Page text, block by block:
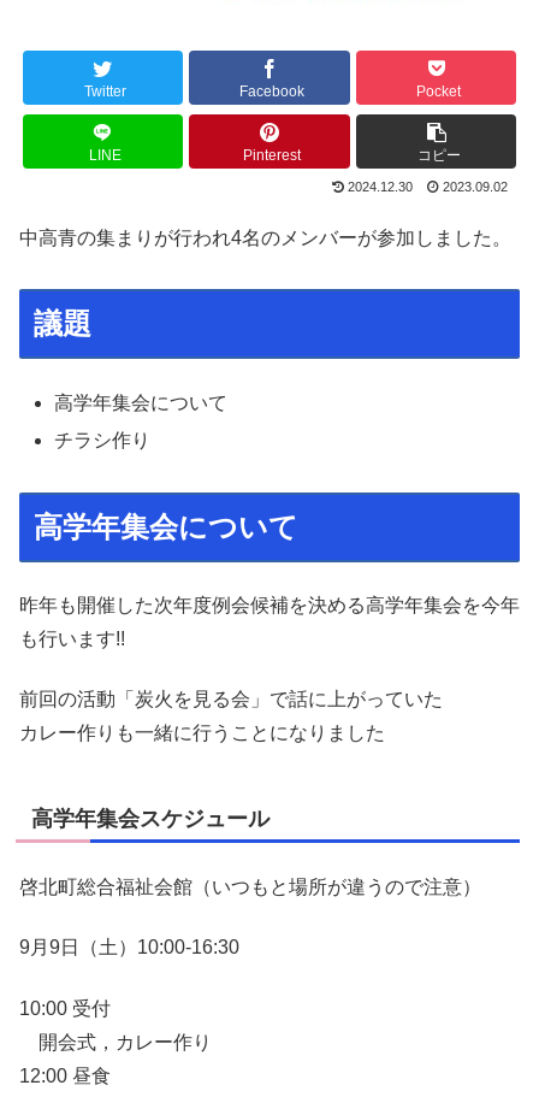
Twitter Facebook Pocket
LINE Pinterest コピー
2024.12.30 2023.09.02
中高青の集まりが行われ4名のメンバーが参加しました。
議題
高学年集会について
チラシ作り
高学年集会について
昨年も開催した次年度例会候補を決める高学年集会を今年
も行います!!
前回の活動「炭火を見る会」で話に上がっていた
カレー作りも一緒に行うことになりました
高学年集会スケジュール
啓北町総合福祉会館（いつもと場所が違うので注意）
9月9日（土）10:00-16:30
10:00 受付
開会式，カレー作り
12:00 昼食